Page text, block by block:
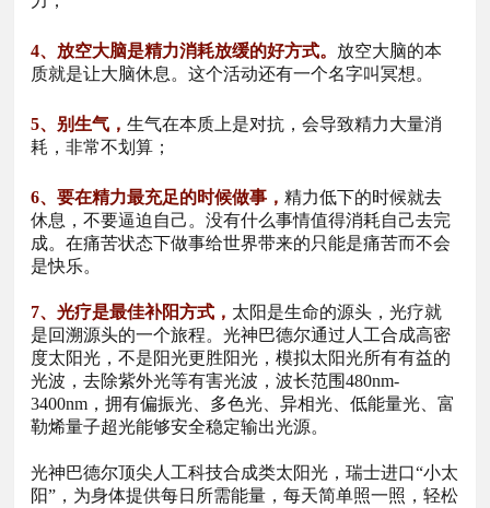
4、放空大脑是精力消耗放缓的好方式。 放空大脑的本
质就是让大脑休息。这个活动还有一个名字叫冥想。
5、别生气，生气在本质上是对抗，会导致精力大量消
耗，非常不划算；
6、要在精力最充足的时候做事，精力低下的时候就去
休息，不要逼迫自己。没有什么事情值得消耗自己去完
成。在痛苦状态下做事给世界带来的只能是痛苦而不会
是快乐。
7、光疗是最佳补阳方式， 太阳是生命的源头，光疗就
是回溯源头的一个旅程。光神巴德尔通过人工合成高密
度太阳光，不是阳光更胜阳光，模拟太阳光所有有益的
光波，去除紫外光等有害光波，波长范围480nm-
3400nm，拥有偏振光、多色光、异相光、低能量光、富
勒烯量子超光能够安全稳定输出光源。
光神巴德尔顶尖人工科技合成类太阳光，瑞士进口“小太
阳”，为身体提供每日所需能量，每天简单照一照，轻松